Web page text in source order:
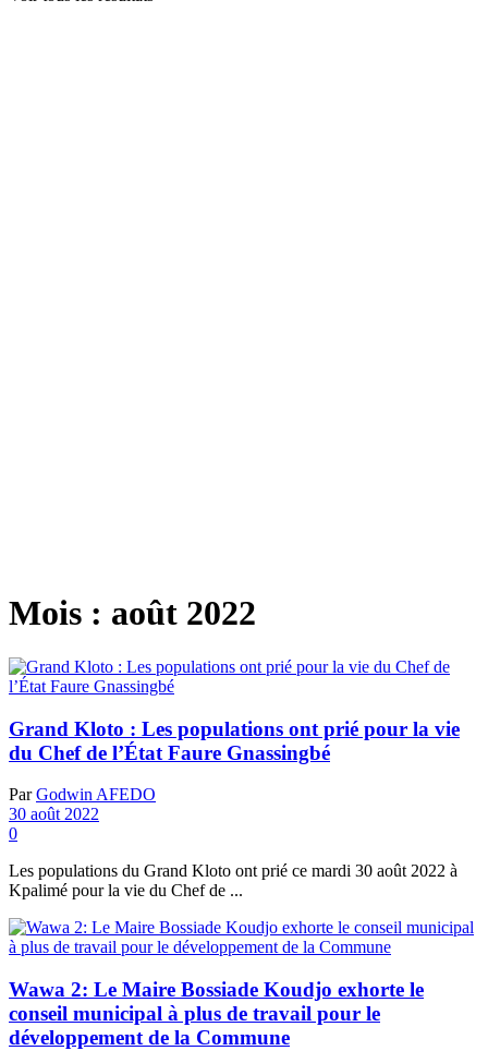
Mois : août 2022
Grand Kloto : Les populations ont prié pour la vie
du Chef de l’État Faure Gnassingbé
Par Godwin AFEDO
30 août 2022
0
Les populations du Grand Kloto ont prié ce mardi 30 août 2022 à
Kpalimé pour la vie du Chef de ...
Wawa 2: Le Maire Bossiade Koudjo exhorte le
conseil municipal à plus de travail pour le
développement de la Commune